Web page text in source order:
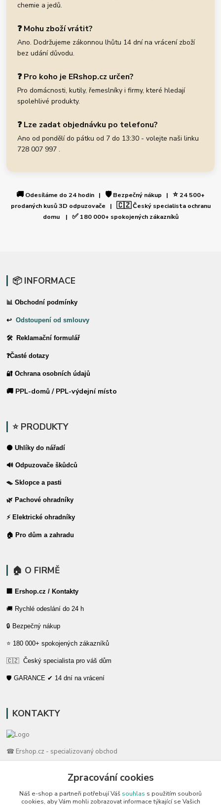
chemie a jedů.
❓ Mohu zboží vrátit?
Ano. Dodržujeme zákonnou lhůtu 14 dní na vrácení zboží
bez udání důvodu.
❓ Pro koho je ERshop.cz určen?
Pro domácnosti, kutily, řemeslníky i firmy, které hledají
spolehlivé produkty.
❓ Lze zadat objednávku po telefonu?
Ano od pondělí do pátku od 7 do 13:30 - volejte naši linku
728 007 997 .
🚚 Odesíláme do 24 hodin | 🛡️Bezpečný nákup | ⭐24 500+
prodaných kusů 3D odpuzovače | 🇨🇿Český specialista ochranu
domu | ✅180 000+ spokojených zákazníků
📦 INFORMACE
📊 Obchodní podmínky
↩Odstoupení od smlouvy
🛠 Reklamační formulář
❓Časté dotazy
🔐 Ochrana osobních údajů
🚚 PPL-domů / PPL-výdejní místo
⭐ PRODUKTY
⚫ Uhlíky do nářadí
🔊 Odpuzovače škůdců
🪤 Sklopce a pasti
🌿 Pachové ohradníky
⚡ Elektrické ohradníky
🏠 Pro dům a zahradu
🏠 O FIRMĚ
🏢 Ershop.cz / Kontakty
🚚 Rychlé odeslání do 24 h
🔒 Bezpečný nákup
⭐ 180 000+ spokojených zákazníků
🇨🇿 Český specialista pro váš dům
🛡️ GARANCE ✔ 14 dní na vrácení
KONTAKTY
☎ Ershop.cz - specializovaný obchod
🛡️ Zákaznická podpora
📞 728 007 997
⏰ Po-Pá | 7:00 - 13:30 |
Zpracování cookies
Náš e-shop a partneři potřebují Váš souhlas s použitím souborů
cookies, aby Vám mohli zobrazovat informace týkající se Vašich